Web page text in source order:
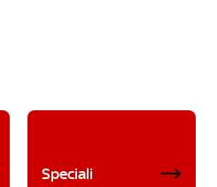
Speciali